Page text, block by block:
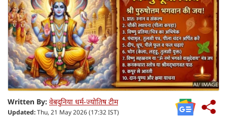
Written By: वेबदुनिया धर्म-ज्योतिष टीम
Updated:Thu, 21 May 2026 (17:32 IST)